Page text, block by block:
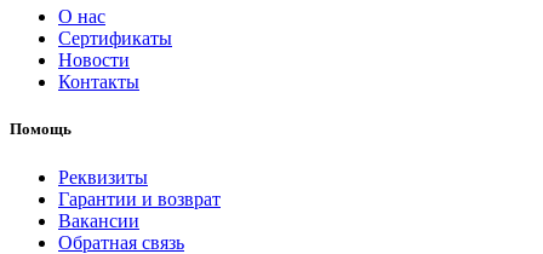
О нас
Сертификаты
Новости
Контакты
Помощь
Реквизиты
Гарантии и возврат
Вакансии
Обратная связь